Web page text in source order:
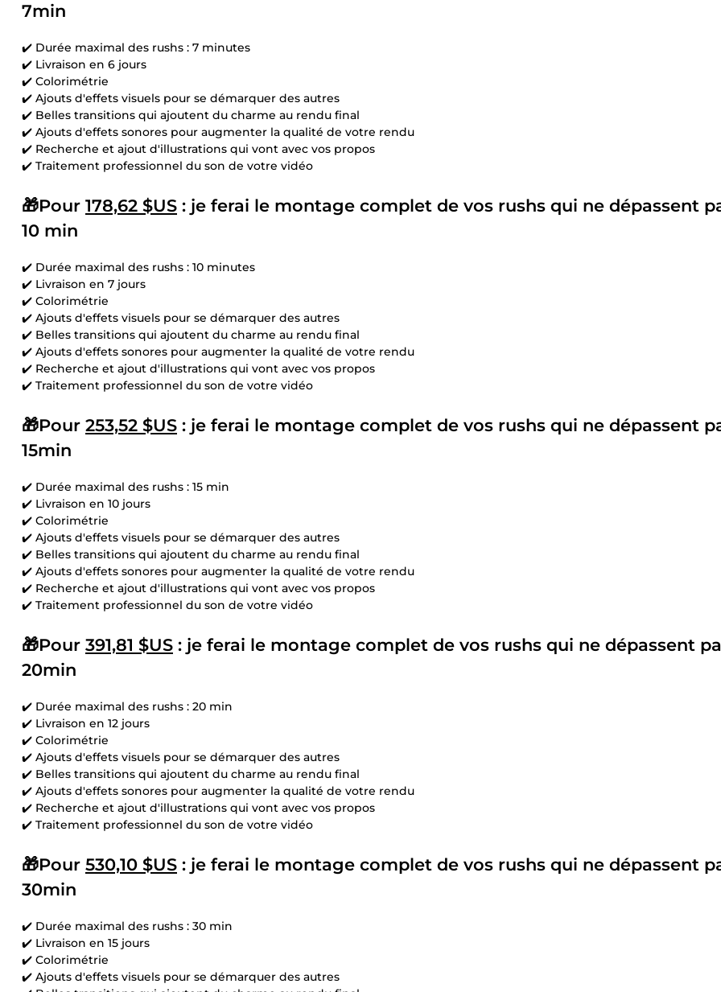
7min
✔️ Durée maximal des rushs : 7 minutes
✔️ Livraison en 6 jours
✔️ Colorimétrie
✔️ Ajouts d'effets visuels pour se démarquer des autres
✔️ Belles transitions qui ajoutent du charme au rendu final
✔️ Ajouts d'effets sonores pour augmenter la qualité de votre rendu
✔️ Recherche et ajout d'illustrations qui vont avec vos propos
✔️ Traitement professionnel du son de votre vidéo
🎁Pour 178,62 $US : je ferai le montage complet de vos rushs qui ne dépassent
10 min
✔️ Durée maximal des rushs : 10 minutes
✔️ Livraison en 7 jours
✔️ Colorimétrie
✔️ Ajouts d'effets visuels pour se démarquer des autres
✔️ Belles transitions qui ajoutent du charme au rendu final
✔️ Ajouts d'effets sonores pour augmenter la qualité de votre rendu
✔️ Recherche et ajout d'illustrations qui vont avec vos propos
✔️ Traitement professionnel du son de votre vidéo
🎁Pour 253,52 $US : je ferai le montage complet de vos rushs qui ne dépassent
15min
✔️ Durée maximal des rushs : 15 min
✔️ Livraison en 10 jours
✔️ Colorimétrie
✔️ Ajouts d'effets visuels pour se démarquer des autres
✔️ Belles transitions qui ajoutent du charme au rendu final
✔️ Ajouts d'effets sonores pour augmenter la qualité de votre rendu
✔️ Recherche et ajout d'illustrations qui vont avec vos propos
✔️ Traitement professionnel du son de votre vidéo
🎁Pour 391,81 $US : je ferai le montage complet de vos rushs qui ne dépassent
20min
✔️ Durée maximal des rushs : 20 min
✔️ Livraison en 12 jours
✔️ Colorimétrie
✔️ Ajouts d'effets visuels pour se démarquer des autres
✔️ Belles transitions qui ajoutent du charme au rendu final
✔️ Ajouts d'effets sonores pour augmenter la qualité de votre rendu
✔️ Recherche et ajout d'illustrations qui vont avec vos propos
✔️ Traitement professionnel du son de votre vidéo
🎁Pour 530,10 $US : je ferai le montage complet de vos rushs qui ne dépassent
30min
✔️ Durée maximal des rushs : 30 min
✔️ Livraison en 15 jours
✔️ Colorimétrie
✔️ Ajouts d'effets visuels pour se démarquer des autres